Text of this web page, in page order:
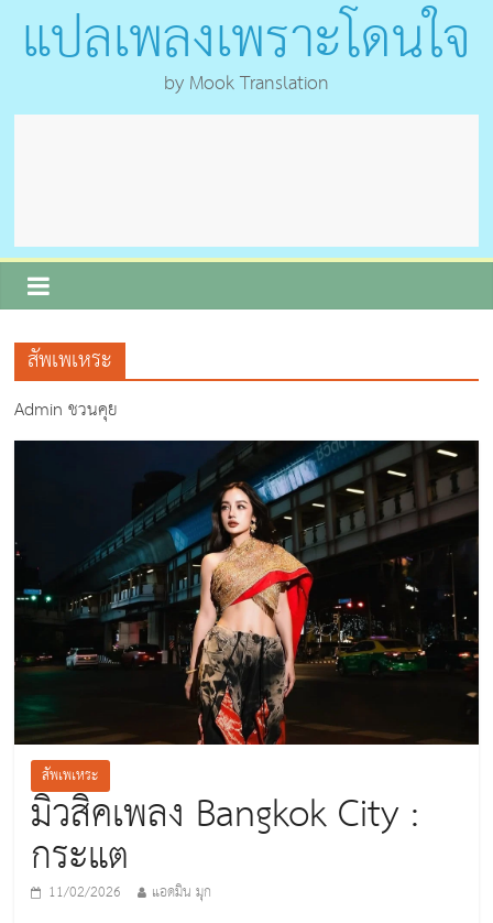
แปลเพลงเพราะโดนใจ
by Mook Translation
สัพเพเหระ
Admin ชวนคุย
สัพเพเหระ
มิวสิคเพลง Bangkok City :
กระแต
11/02/2026 แอดมิน มุก